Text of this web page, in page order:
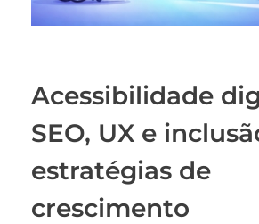
Acessibilidade
SEO, UX e
estratégias de
crescimento